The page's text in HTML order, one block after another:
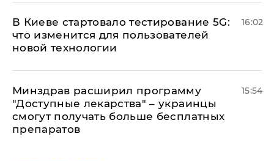
В Киеве стартовало тестирование 5G:
что изменится для пользователей
новой технологии
16:02
Минздрав расширил программу
"Доступные лекарства" – украинцы
смогут получать больше бесплатных
препаратов
15:54